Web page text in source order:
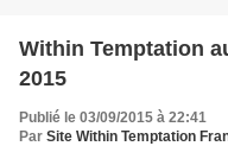
Within Temptation
2015
Publié le 03/09/2015 à 22:41
Par Site Within Temptation